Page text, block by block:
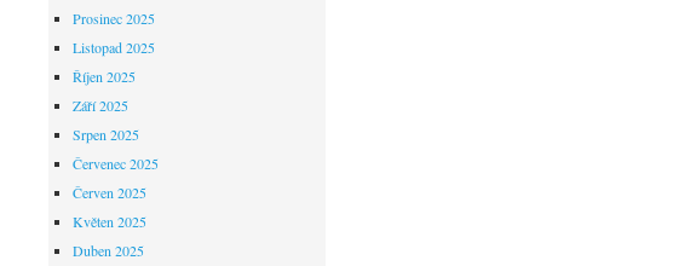
Prosinec 2025
Listopad 2025
Říjen 2025
Září 2025
Srpen 2025
Červenec 2025
Červen 2025
Květen 2025
Duben 2025